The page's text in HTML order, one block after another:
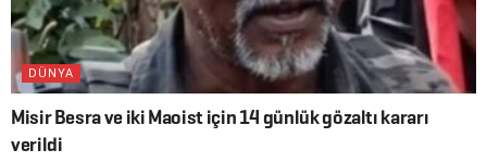
DÜNYA
Misir Besra ve iki Maoist için 14 günlük gözaltı kararı
verildi